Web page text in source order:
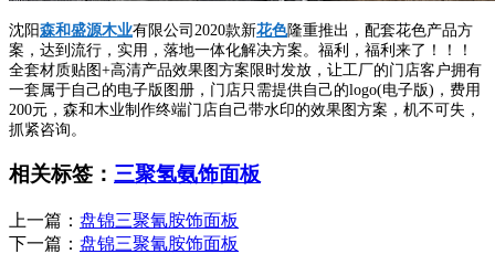
沈阳森和盛源木业有限公司2020款新花色隆重推出，配套花色产品方
案，达到流行，实用，落地一体化解决方案。福利，福利来了！！！
全套材质贴图+高清产品效果图方案限时发放，让工厂的门店客户拥有
一套属于自己的电子版图册，门店只需提供自己的logo(电子版)，费用
200元，森和木业制作终端门店自己带水印的效果图方案，机不可失，
抓紧咨询。
相关标签： 三聚氢氨饰面板
上一篇： 盘锦三聚氰胺饰面板
下一篇： 盘锦三聚氰胺饰面板